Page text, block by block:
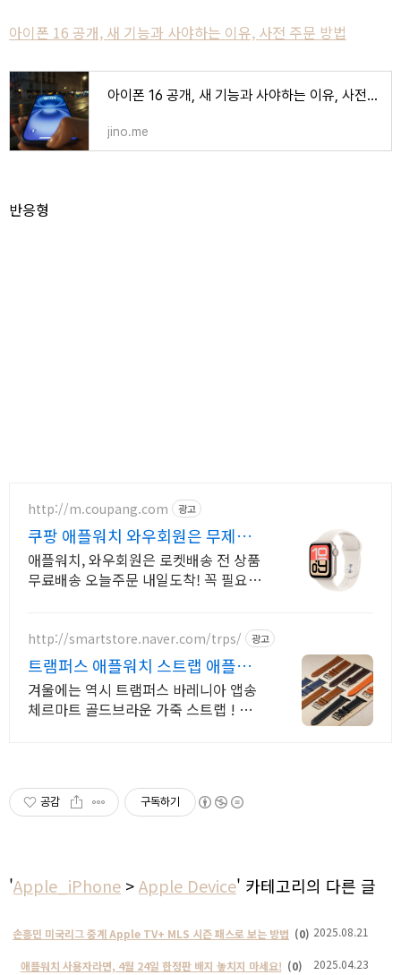
아이폰 16 공개, 새 기능과 사야하는 이유, 사전 주문 방법
아이폰 16 공개, 새 기능과 사야하는 이유, 사전 주문 방법
jino.me
반응형
http://m.coupang.com 광고
쿠팡 애플워치 와우회원은 무제한
무료 배송
애플워치, 와우회원은 로켓배송 전 상품
무료배송 오늘주문 내일도착! 꼭 필요한
http://smartstore.naver.com/trps/ 광고
트램퍼스 애플워치 스트랩 애플워
치스트랩 트램퍼스 가죽
겨울에는 역시 트램퍼스 바레니아 앱송
체르마트 골드브라운 가죽 스트랩 ! 온
공감 구독하기
'Apple_iPhone >Apple Device' 카테고리의 다른 글
손흥민 미국리그 중계 Apple TV+ MLS 시즌 패스로 보는 방법 (0) 2025.08.21
애플워치 사용자라면, 4월 24일 한정판 배지 놓치지 마세요! (0) 2025.04.23